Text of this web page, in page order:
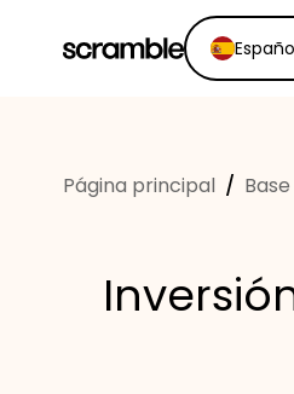
Página principal /